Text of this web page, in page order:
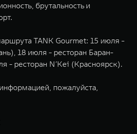
брутальность и
TANK Gourmet: 15 июля -
18 июля - ресторан Баран-
- ресторан N’Kei (Красноярск).
пожалуйста,